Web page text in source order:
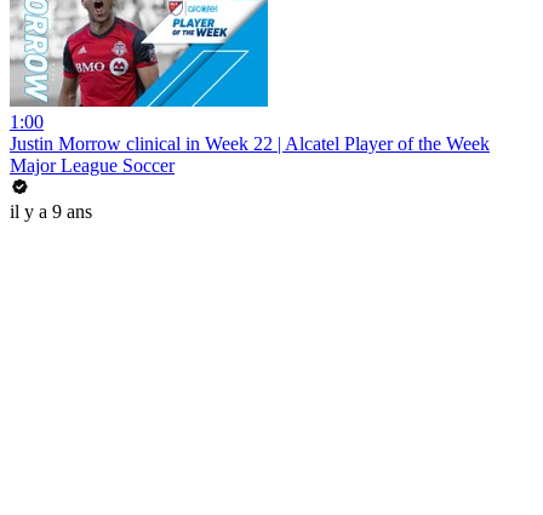
1:00
Justin Morrow clinical in Week 22 | Alcatel Player of the Week
Major League Soccer
il y a 9 ans